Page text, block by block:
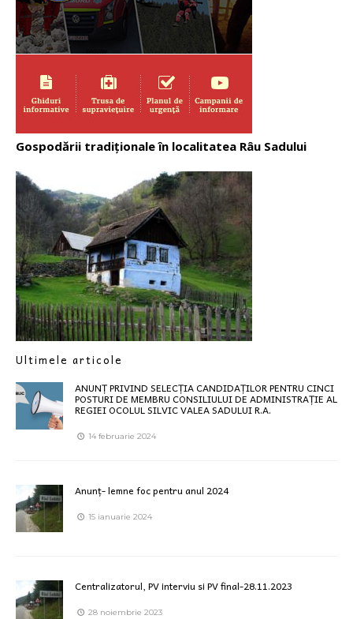
Gospodării tradiționale în localitatea Râu Sadului
Ultimele articole
ANUNȚ PRIVIND SELECȚIA CANDIDAȚILOR PENTRU CINCI
POSTURI DE MEMBRU CONSILIULUI DE ADMINISTRAȚIE AL
REGIEI OCOLUL SILVIC VALEA SADULUI R.A.
14 februarie 2024
Anunț- lemne foc pentru anul 2024
15 ianuarie 2024
Centralizatorul, PV interviu si PV final-28.11.2023
28 noiembrie 2023